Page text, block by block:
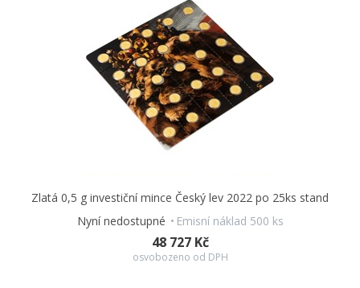
originální a hodnotný dárek– k promoci, ke svatbě, k
narození dítěte i jen tak pro radost…
Zlatá 0,5 g investiční mince Český lev 2022 po 25ks stand
Nyní nedostupné
Emisní náklad 500 ks
48 727 Kč
osvobozeno od DPH